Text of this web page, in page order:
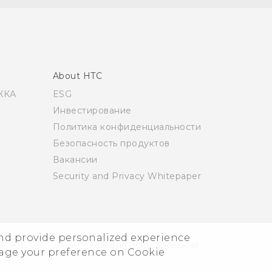
provide personalized experience
your preference on Cookie
About HTC
ESG
Инвестирование
Политика конфиденциальности
Безопасность продуктов
Вакансии
Security and Privacy Whitepaper
HTC Corporation Условия использования.